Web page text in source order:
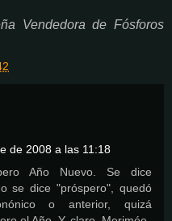
Vendedora de Fósforos
de 2008 a las 11:18
Año Nuevo. Se dice
se dice "próspero", quedó
o anterior, quizá